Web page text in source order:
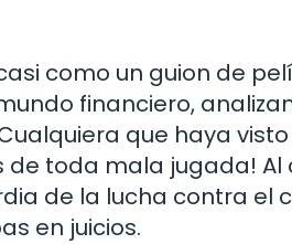
como un guion de
financiero,
que haya
de toda mala jugada! Al
de la lucha contra el
en juicios.